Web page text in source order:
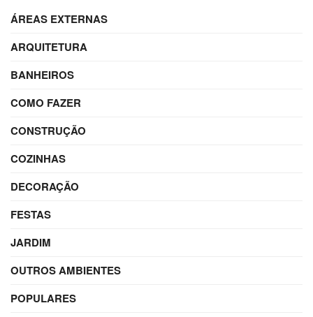
ÁREAS EXTERNAS
ARQUITETURA
BANHEIROS
COMO FAZER
CONSTRUÇÃO
COZINHAS
DECORAÇÃO
FESTAS
JARDIM
OUTROS AMBIENTES
POPULARES